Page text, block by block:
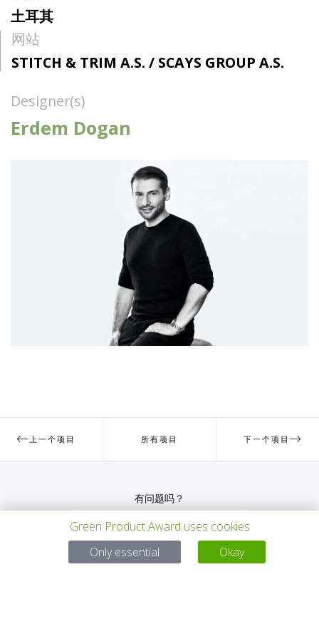
土耳其
网站
STITCH & TRIM A.S. / SCAYS GROUP A.S.
Designer(s)
Erdem Dogan
上一个项目 所有项目 下一个项目
有问题吗？
电子邮件service@gp-award.com
电话 + 49 30 25742 880
Green Product Award uses cookies
Only essential
Okay